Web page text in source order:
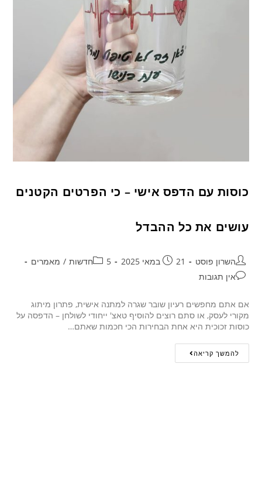
כוסות עם הדפס אישי – כי הפרטים הקטנים
עושים את כל ההבדל
השרון פוסט 21 במאי 2025 5חדשות / מאמרים
אין תגובות
אם אתם מחפשים רעיון שובר שגרה למתנה אישית, פתרון מיתוג
מקורי לעסק, או סתם רוצים להוסיף טאצ' ייחודי לשולחן – הדפסה על
כוסות זכוכית היא אחת הבחירות הכי חכמות שאתם…
להמשך קריאה